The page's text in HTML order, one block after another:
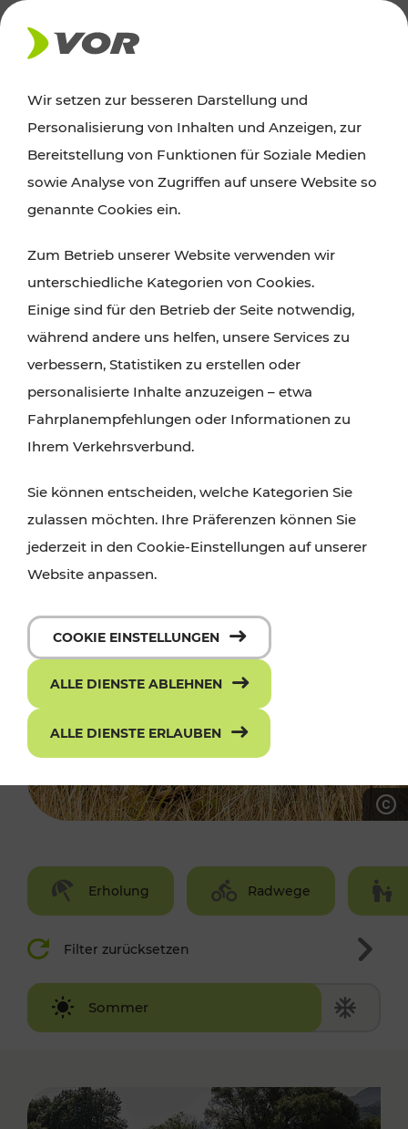
AKTUELLES
Ausflugstipps
Wien, Niederösterreich und das Burgenland
Wanderungen, Kultur und Gastronomie,
Radtouren oder purer Naturgenuss – viele
Attraktionen sind mit den Ticket- und Fahrplan-
Angeboten des VOR gut und schnell erreichbar.
Erholung Radwege
Filter zurücksetzen
Sommer
Winter
Wir setzen zur besseren Darstellung und
Personalisierung von Inhalten und Anzeigen, zur
Bereitstellung von Funktionen für Soziale Medien
sowie Analyse von Zugriffen auf unsere Website so
genannte Cookies ein.
Zum Betrieb unserer Website verwenden wir
unterschiedliche Kategorien von Cookies.
Einige sind für den Betrieb der Seite notwendig,
während andere uns helfen, unsere Services zu
verbessern, Statistiken zu erstellen oder
personalisierte Inhalte anzuzeigen – etwa
Fahrplanempfehlungen oder Informationen zu
Ihrem Verkehrsverbund.
Sie können entscheiden, welche Kategorien Sie
zulassen möchten. Ihre Präferenzen können Sie
jederzeit in den Cookie-Einstellungen auf unserer
Website anpassen.
COOKIE EINSTELLUNGEN
ALLE DIENSTE ABLEHNEN
ALLE DIENSTE ERLAUBEN